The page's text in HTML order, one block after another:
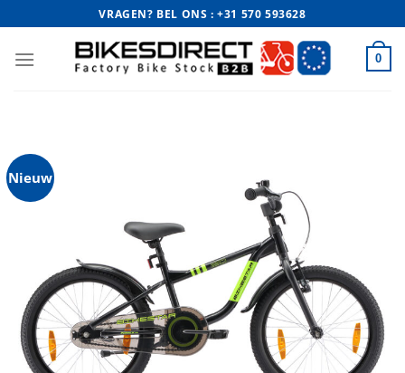
naar
inhoud
VRAGEN? BEL ONS : +31 570 593628
0
Nieuw